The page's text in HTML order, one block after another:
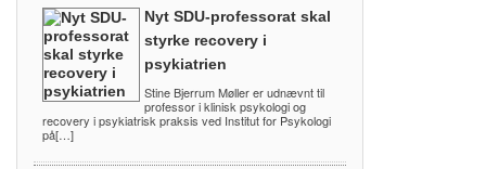
Nyt SDU-professorat skal
styrke recovery i
psykiatrien
Stine Bjerrum Møller er udnævnt til
professor i klinisk psykologi og
recovery i psykiatrisk praksis ved Institut for Psykologi
på[…]